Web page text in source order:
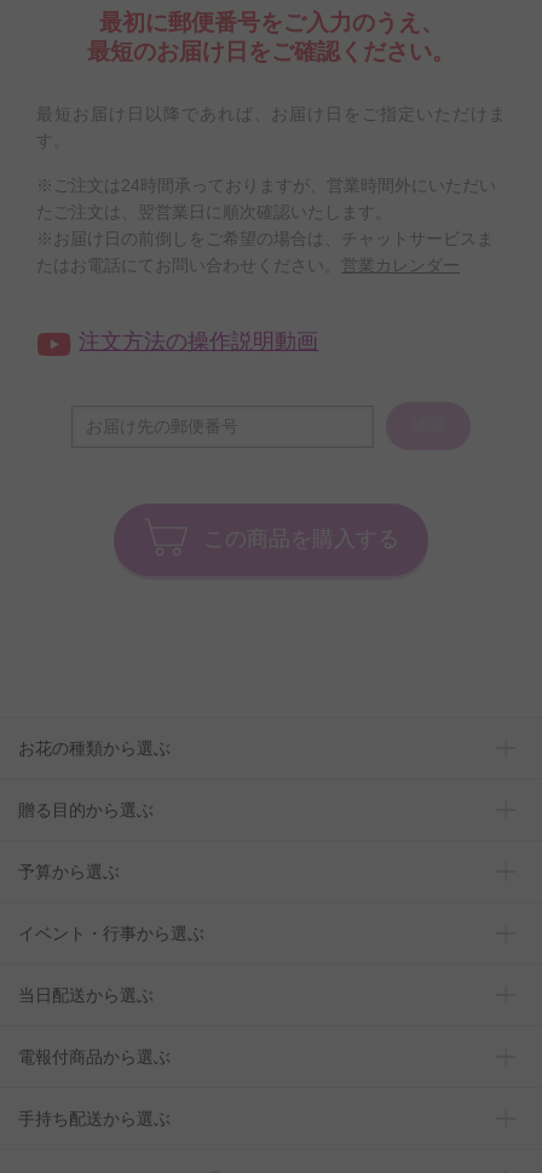
最初に郵便番号をご入力のうえ、
最短のお届け日をご確認ください。
最短お届け日以降であれば、お届け日をご指定いただけま
す。
※ご注文は24時間承っておりますが、営業時間外にいただい
たご注文は、翌営業日に順次確認いたします。
※お届け日の前倒しをご希望の場合は、チャットサービスま
たはお電話にてお問い合わせください。
営業カレンダー
注文方法の操作説明動画
この商品を購入する
お花の種類から選ぶ
贈る目的から選ぶ
予算から選ぶ
イベント・行事から選ぶ
当日配送から選ぶ
電報付商品から選ぶ
手持ち配送から選ぶ